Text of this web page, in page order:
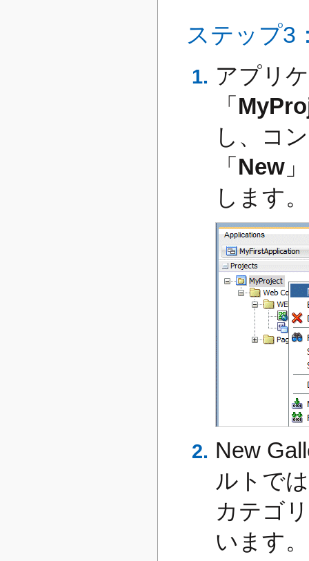
ステップ3
アプリ
「
し、コ
「 New
します。
New
ルトで
カテゴ
います